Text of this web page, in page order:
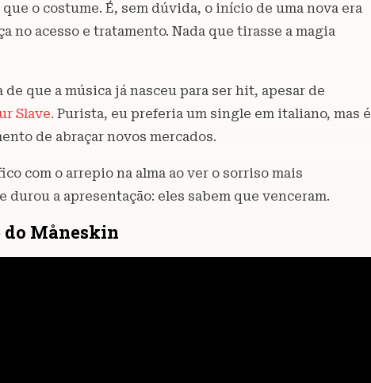
o costume. É, sem dúvida, o início de uma nova era
no acesso e tratamento. Nada que tirasse a magia
que a música já nasceu para ser hit, apesar de
Slave. Purista, eu preferia um single em italiano, mas é
de abraçar novos mercados.
com o arrepio na alma ao ver o sorriso mais
durou a apresentação: eles sabem que venceram.
do Måneskin